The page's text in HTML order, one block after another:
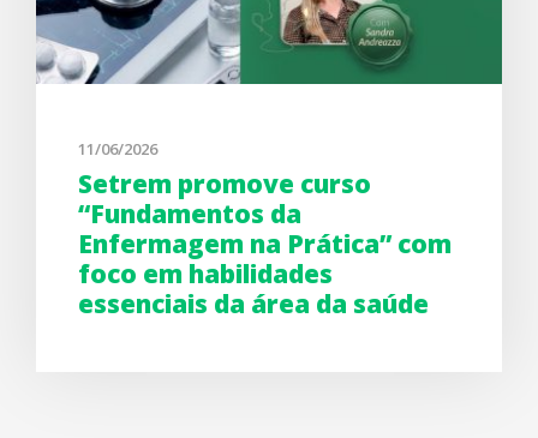
11/06/2026
Setrem promove curso
“Fundamentos da
Enfermagem na Prática” com
foco em habilidades
essenciais da área da saúde